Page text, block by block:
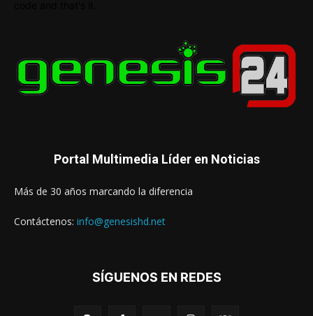
Portal Multimedia Líder en Noticias
Más de 30 años marcando la diferencia
Contáctenos: info@genesishd.net
SÍGUENOS EN REDES